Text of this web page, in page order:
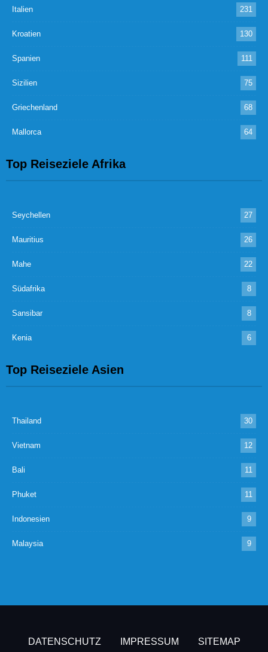
Italien 231
Kroatien 130
Spanien 111
Sizilien 75
Griechenland 68
Mallorca 64
Top Reiseziele Afrika
Seychellen 27
Mauritius 26
Mahe 22
Südafrika 8
Sansibar 8
Kenia 6
Top Reiseziele Asien
Thailand 30
Vietnam 12
Bali 11
Phuket 11
Indonesien 9
Malaysia 9
DATENSCHUTZ IMPRESSUM SITEMAP